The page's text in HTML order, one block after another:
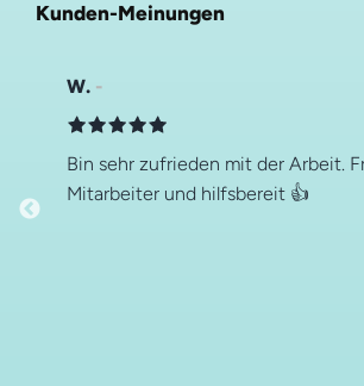
Kunden-Meinungen
W.
Bin sehr zufrieden mit der Arbeit. Freundliche
Mitarbeiter und hilfsbereit 👍